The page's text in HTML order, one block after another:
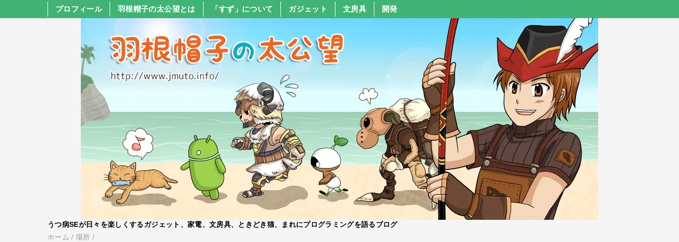
プロフィール 羽根帽子の太公望とは 「すず」について ガジェット 文房具 開発
うつ病SEが日々を楽しくするガジェット、家電、文房具、ときどき猫、まれにプログラミングを語るブログ
ホーム /場所 /